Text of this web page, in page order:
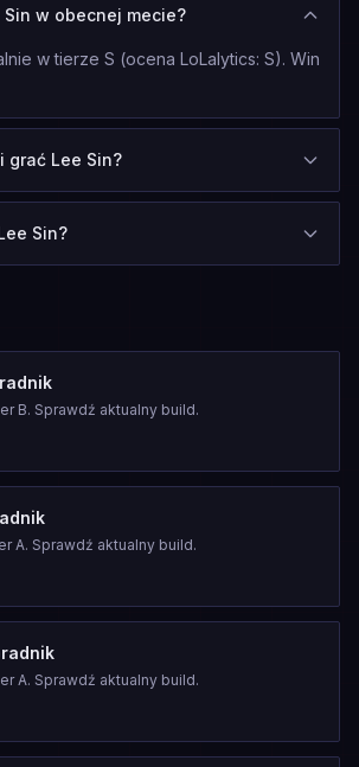
w obecnej mecie?
w tierze S (ocena LoLalytics: S). Win
grać Lee Sin?
Sin?
B. Sprawdź aktualny build.
A. Sprawdź aktualny build.
A. Sprawdź aktualny build.